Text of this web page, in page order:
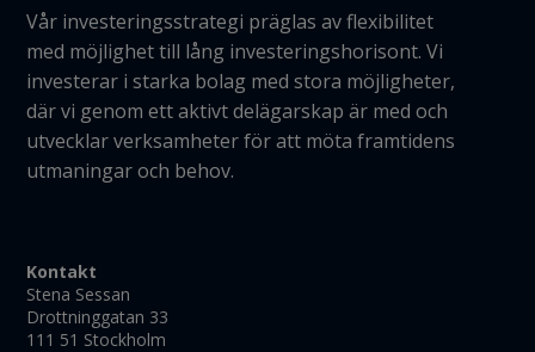
Vår investeringsstrategi präglas av flexibilitet
med möjlighet till lång investeringshorisont. Vi
investerar i starka bolag med stora möjligheter,
där vi genom ett aktivt delägarskap är med och
utvecklar verksamheter för att möta framtidens
utmaningar och behov.
Kontakt
Stena Sessan
Drottninggatan 33
111 51 Stockholm